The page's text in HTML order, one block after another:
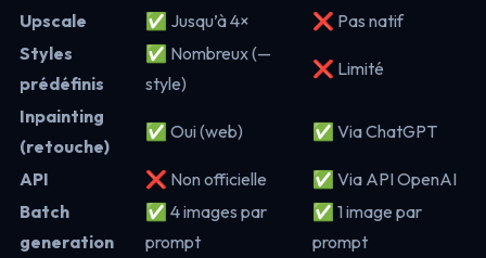
Upscale
✅ Jusqu’à 4×
❌ Pas natif
Styles
prédéfinis
✅ Nombreux (—
style)
❌ Limité
Inpainting
(retouche)
✅ Oui (web) ✅ Via ChatGPT
API ❌ Non officielle
✅ Via API OpenAI
Batch
generation
✅ 4 images par
prompt
✅ 1 image par
prompt